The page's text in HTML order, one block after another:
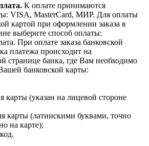
К оплате принимаются
VISA, MasterCard, МИР. Для оплаты
картой при оформлении заказа в
выберите способ оплаты:
При оплате заказа банковской
платежа происходит на
странице банка, где Вам необходимо
банковской карты:
карты (указан на лицевой стороне
карты (латинскими буквами, точно
на карте);